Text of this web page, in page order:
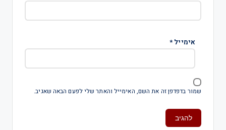
אימייל*
שמור בדפדפן זה את השם, האימייל והאתר שלי לפעם הבאה שאגיב.